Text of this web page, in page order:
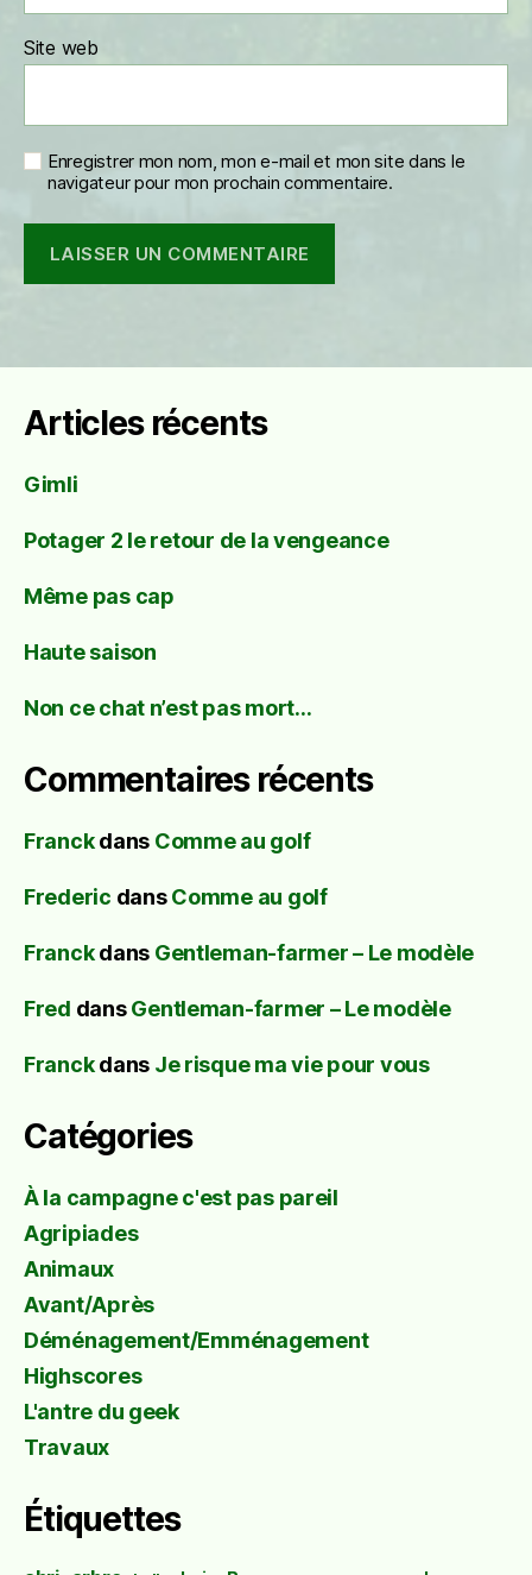
Site web
Enregistrer mon nom, mon e-mail et mon site dans le
navigateur pour mon prochain commentaire.
Articles récents
Gimli
Potager 2 le retour de la vengeance
Même pas cap
Haute saison
Non ce chat n’est pas mort…
Commentaires récents
Franckdans Comme au golf
Frederic dansComme au golf
Franckdans Gentleman-farmer – Le modèle
Fred dansGentleman-farmer – Le modèle
Franckdans Je risque ma vie pour vous
Catégories
À la campagne c'est pas pareil
Agripiades
Animaux
Avant/Après
Déménagement/Emménagement
Highscores
L'antre du geek
Travaux
Étiquettes